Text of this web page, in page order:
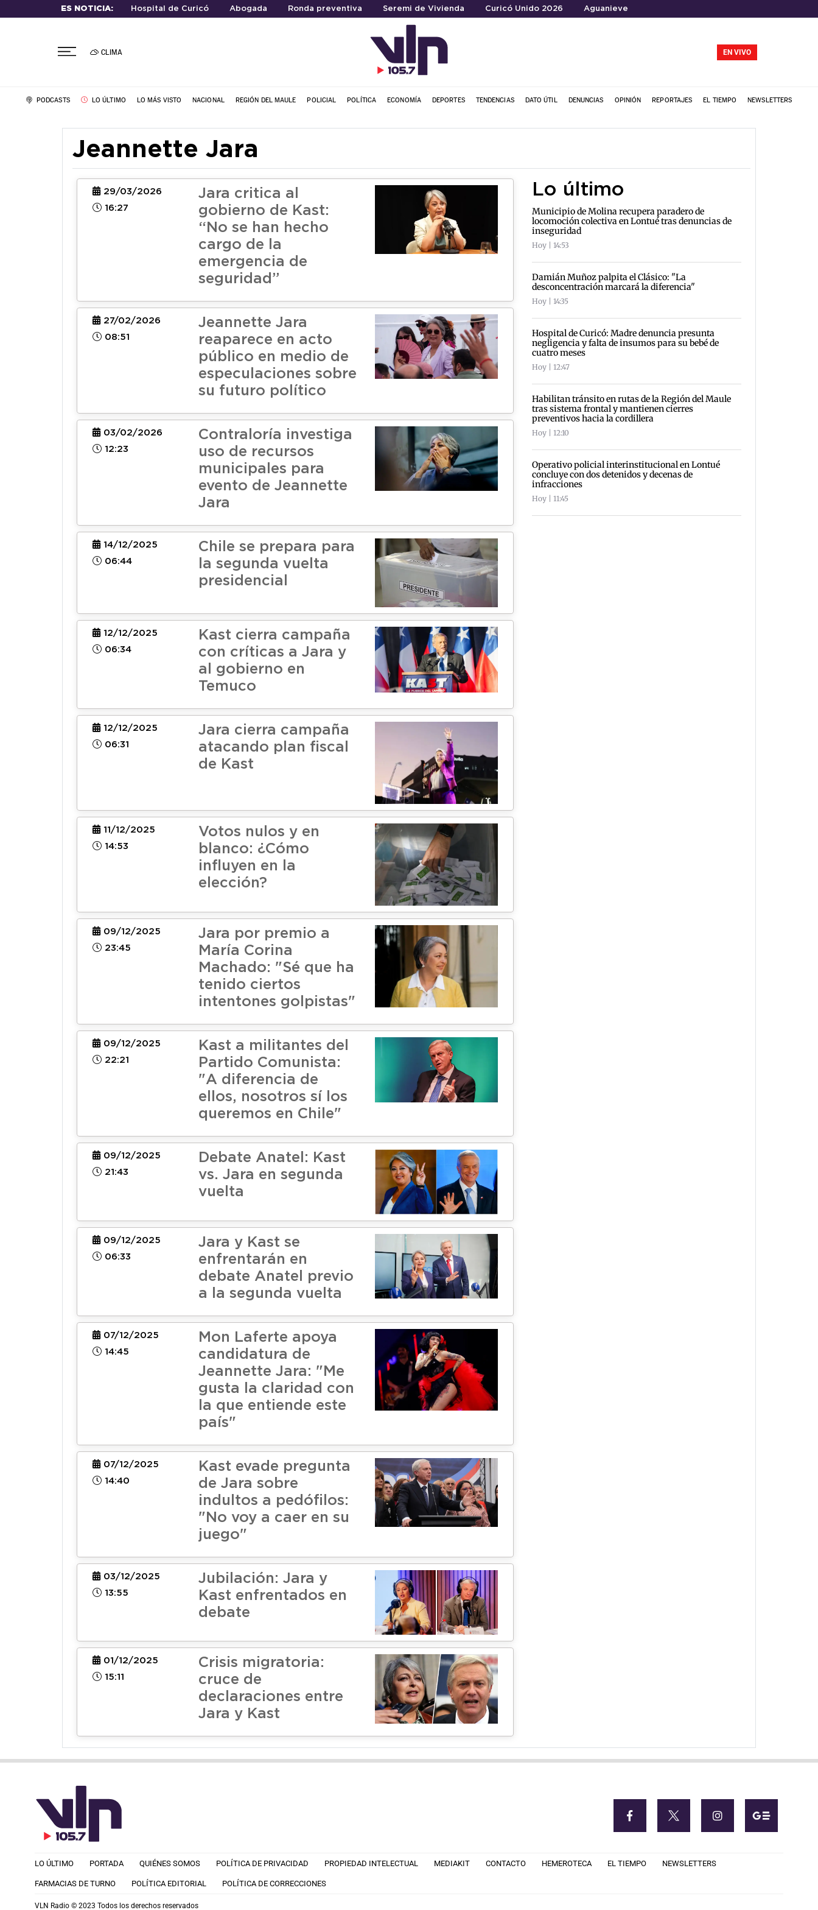
ES NOTICIA: Hospital de Curicó Abogada Ronda preventiva Seremi de Vivienda Curicó Unido 2026 Aguanieve
CLIMA EN VIVO
PODCASTS LO ÚLTIMO LO MÁS VISTO NACIONAL REGIÓN DEL MAULE POLICIAL POLÍTICA ECONOMÍA DEPORTES TENDENCIAS DATO ÚTIL DENUNCIAS OPINIÓN REPORTAJES EL TIEMPO NEWSLETTERS
Jeannette Jara
29/03/2026
16:27
Jara critica al
gobierno de Kast:
“No se han hecho
cargo de la
emergencia de
seguridad”
27/02/2026
08:51
Jeannette Jara
reaparece en acto
público en medio de
especulaciones sobre
su futuro político
03/02/2026
12:23
Contraloría investiga
uso de recursos
municipales para
evento de Jeannette
Jara
14/12/2025
06:44
Chile se prepara para
la segunda vuelta
presidencial
12/12/2025
06:34
Kast cierra campaña
con críticas a Jara y
al gobierno en
Temuco
12/12/2025
06:31
Jara cierra campaña
atacando plan fiscal
de Kast
11/12/2025
14:53
Votos nulos y en
blanco: ¿Cómo
influyen en la
elección?
09/12/2025
23:45
Jara por premio a
María Corina
Machado: "Sé que ha
tenido ciertos
intentones golpistas"
09/12/2025
22:21
Kast a militantes del
Partido Comunista:
"A diferencia de
ellos, nosotros sí los
queremos en Chile"
09/12/2025
21:43
Debate Anatel: Kast
vs. Jara en segunda
vuelta
09/12/2025
06:33
Jara y Kast se
enfrentarán en
debate Anatel previo
a la segunda vuelta
07/12/2025
14:45
Mon Laferte apoya
candidatura de
Jeannette Jara: "Me
gusta la claridad con
la que entiende este
país"
07/12/2025
14:40
Kast evade pregunta
de Jara sobre
indultos a pedófilos:
"No voy a caer en su
juego"
03/12/2025
13:55
Jubilación: Jara y
Kast enfrentados en
debate
01/12/2025
15:11
Crisis migratoria:
cruce de
declaraciones entre
Jara y Kast
Lo último
Municipio de Molina recupera paradero de
locomoción colectiva en Lontué tras denuncias de
inseguridad
Hoy | 14:53
Damián Muñoz palpita el Clásico: "La
desconcentración marcará la diferencia"
Hoy | 14:35
Hospital de Curicó: Madre denuncia presunta
negligencia y falta de insumos para su bebé de
cuatro meses
Hoy | 12:47
Habilitan tránsito en rutas de la Región del Maule
tras sistema frontal y mantienen cierres
preventivos hacia la cordillera
Hoy | 12:10
Operativo policial interinstitucional en Lontué
concluye con dos detenidos y decenas de
infracciones
Hoy | 11:45
LO ÚLTIMO PORTADA QUIÉNES SOMOS POLÍTICA DE PRIVACIDAD PROPIEDAD INTELECTUAL MEDIAKIT CONTACTO HEMEROTECA EL TIEMPO NEWSLETTERS
FARMACIAS DE TURNO POLÍTICA EDITORIAL POLÍTICA DE CORRECCIONES
VLN Radio © 2023 Todos los derechos reservados